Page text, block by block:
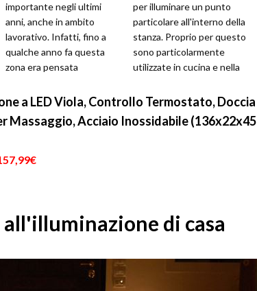
importante negli ultimi
anni, anche in ambito
lavorativo. Infatti, fino a
qualche anno fa questa
zona era pensata
ambiente dove b...
per illuminare un punto
particolare all'interno della
stanza. Proprio per questo
sono particolarmente
utilizzate in cucina e nella
a LED Viola, Controllo Termostato, Doccia
Massaggio, Acciaio Inossidabile (136x22x45
di casa